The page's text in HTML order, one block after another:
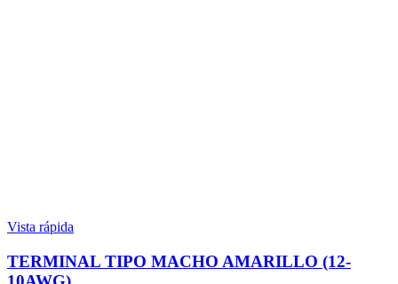
Vista rápida
TERMINAL TIPO MACHO AMARILLO (12-